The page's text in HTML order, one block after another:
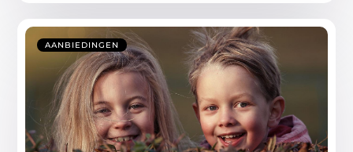
AANBIEDINGEN